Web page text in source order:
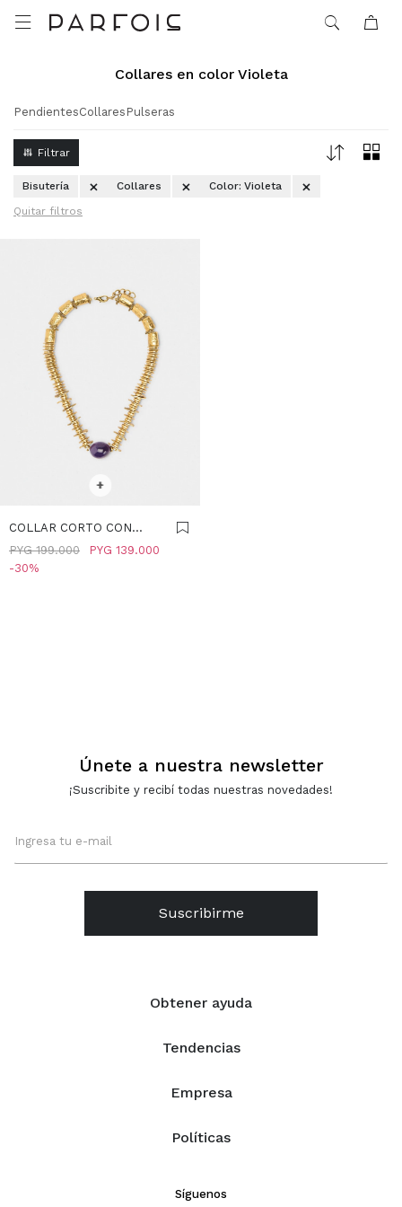

Collares en color Violeta
PendientesCollares Pulseras
Bisutería Collares Color: Violeta
Quitar filtros
+
COLLAR CORTO CON
COLGANTE DE PIEDRA -
VIOLETA
PYG 139.000
PYG 199.000
30
Obtener ayuda
Tendencias
Empresa
Políticas
Únete a nuestra newsletter
¡Suscribite y recibí todas nuestras novedades!
Suscribirme
Síguenos